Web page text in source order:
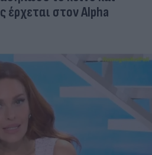
έρχεται στον Alpha